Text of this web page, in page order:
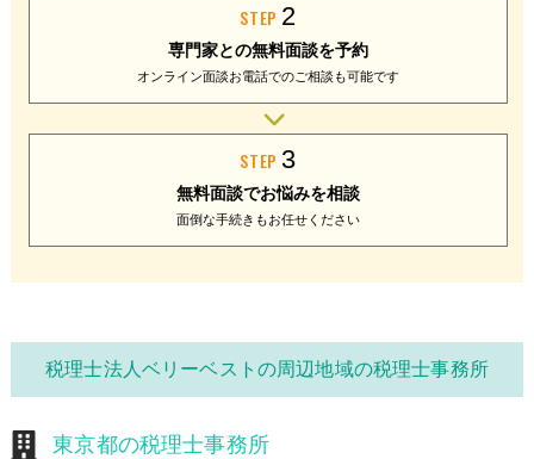
STEP 2
専門家との無料面談を予約
オンライン面談お電話でのご相談も可能です
STEP 3
無料面談でお悩みを相談
面倒な手続きもお任せください
税理士法人ベリーベストの周辺地域の税理士事務所
東京都の税理士事務所